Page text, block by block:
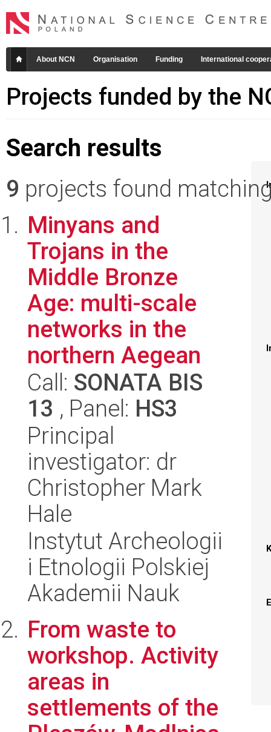
About NCN Organisation Funding International
Projects funded by the
Search results
9 projects found
Minyans and
Trojans in the
Middle Bronze
Age: multi-scale
networks in the
northern Aegean
Call: SONATA BIS
13 , Panel: HS3
Principal
investigator: dr
Christopher Mark
Hale
Instytut Archeologii
i Etnologii Polskiej
Akademii Nauk
From waste to
workshop. Activity
areas in
settlements of the